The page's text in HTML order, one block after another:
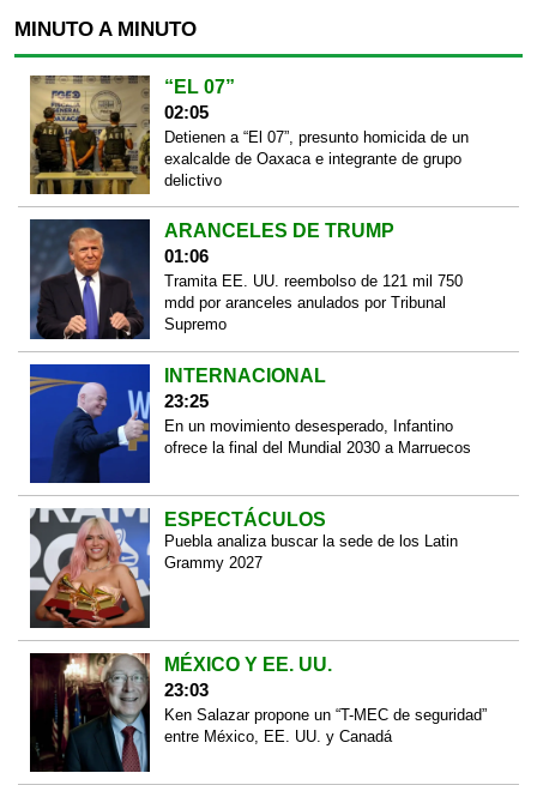
MINUTO A MINUTO
“EL 07”
02:05
Detienen a “El 07”, presunto homicida de un
exalcalde de Oaxaca e integrante de grupo
delictivo
ARANCELES DE TRUMP
01:06
Tramita EE. UU. reembolso de 121 mil 750
mdd por aranceles anulados por Tribunal
Supremo
INTERNACIONAL
23:25
En un movimiento desesperado, Infantino
ofrece la final del Mundial 2030 a Marruecos
ESPECTÁCULOS
Puebla analiza buscar la sede de los Latin
Grammy 2027
MÉXICO Y EE. UU.
23:03
Ken Salazar propone un “T-MEC de seguridad”
entre México, EE. UU. y Canadá